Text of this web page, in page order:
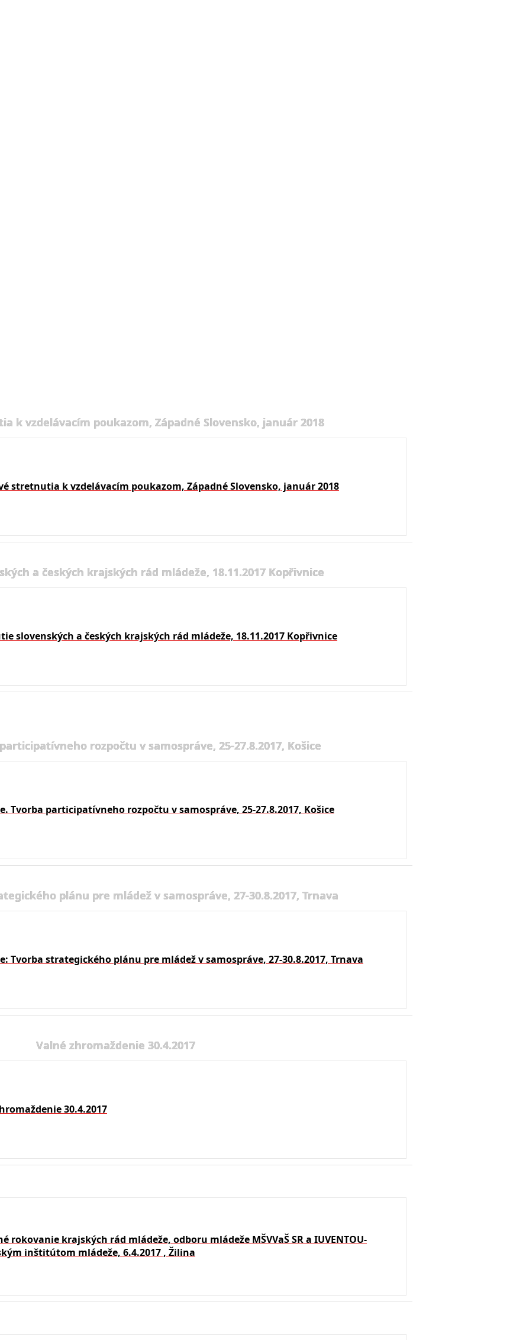
k vzdelávacím poukazom, Západné Slovensko, január 2018
stretnutia k vzdelávacím poukazom, Západné Slovensko, január 2018
a českých krajských rád mládeže, 18.11.2017 Kopřivnice
slovenských a českých krajských rád mládeže, 18.11.2017 Kopřivnice
rozpočtu v samospráve, 25-27.8.2017, Košice
Tvorba participatívneho rozpočtu v samospráve, 25-27.8.2017, Košice
plánu pre mládež v samospráve, 27-30.8.2017, Trnava
Tvorba strategického plánu pre mládež v samospráve, 27-30.8.2017, Trnava
Valné zhromaždenie 30.4.2017
30.4.2017
rokovanie krajských rád mládeže, odboru mládeže MŠVVaŠ SR a IUVENTOU-
inštitútom mládeže, 6.4.2017 , Žilina